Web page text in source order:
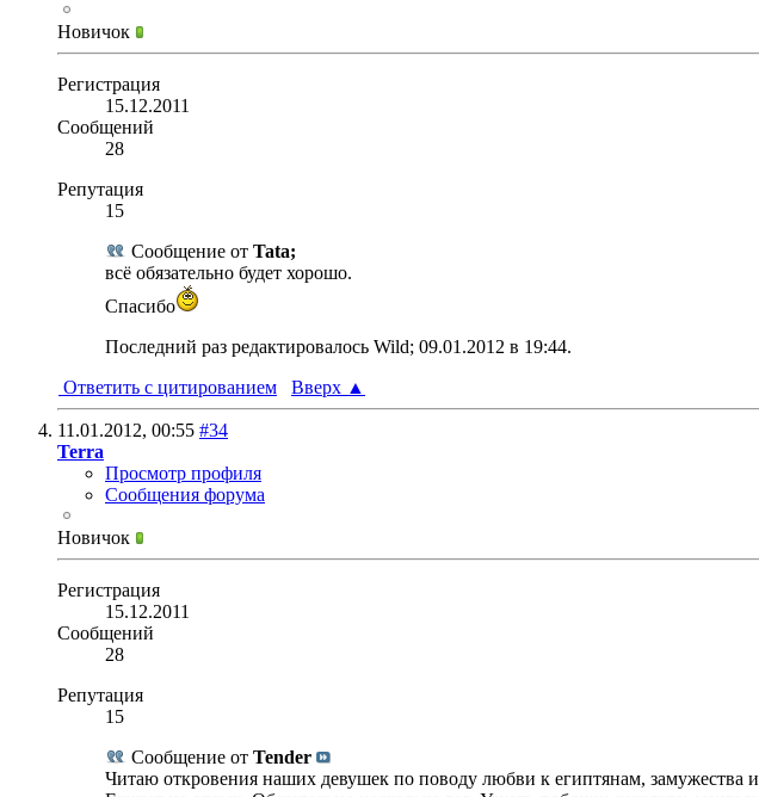
Новичок
Регистрация
15.12.2011
Сообщений
28
Репутация
15
Сообщение от Tata;
всё обязательно будет хорошо.
Спасибо
Последний раз редактировалось Wild; 09.01.2012 в 19:44.
Ответить с цитированием
Вверх ▲
11.01.2012, 00:55 #34
Terra
Просмотр профиля
Сообщения форума
Новичок
Регистрация
15.12.2011
Сообщений
28
Репутация
15
Сообщение от Tender
Читаю откровения наших девушек по поводу любви к египтянам, замужества